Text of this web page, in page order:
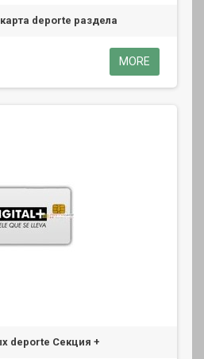
deporte раздела
MORE
deporte Секция +